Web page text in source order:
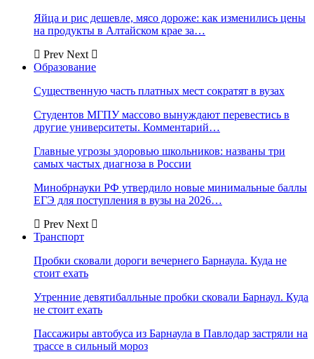
Яйца и рис дешевле, мясо дороже: как изменились цены
на продукты в Алтайском крае за…
Prev Next
Образование
Существенную часть платных мест сократят в вузах
Студентов МГПУ массово вынуждают перевестись в
другие университеты. Комментарий…
Главные угрозы здоровью школьников: названы три
самых частых диагноза в России
Минобрнауки РФ утвердило новые минимальные баллы
ЕГЭ для поступления в вузы на 2026…
Prev Next
Транспорт
Пробки сковали дороги вечернего Барнаула. Куда не
стоит ехать
Утренние девятибалльные пробки сковали Барнаул. Куда
не стоит ехать
Пассажиры автобуса из Барнаула в Павлодар застряли на
трассе в сильный мороз